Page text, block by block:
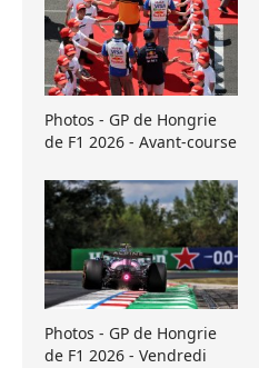
Photos - GP de Hongrie
de F1 2026 - Avant-course
Photos - GP de Hongrie
de F1 2026 - Vendredi